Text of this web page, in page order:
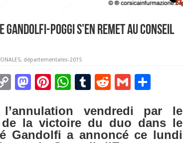
Gandolfi-Poggi s’en remet au conseil
, départementales-2015
C
p
y
M
to
d
Pi
er
es
W
at
sA
T
m
bl
R
d
di
G
ai
l
P
ta
g
vendredi par le
la victoire du duo dans le
Gandolfi a annoncé ce lundi